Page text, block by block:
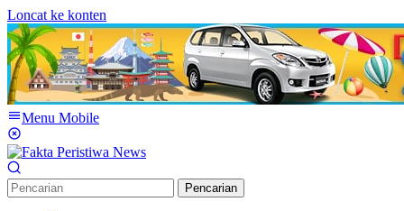
Loncat ke konten
Menu Mobile
Pencarian